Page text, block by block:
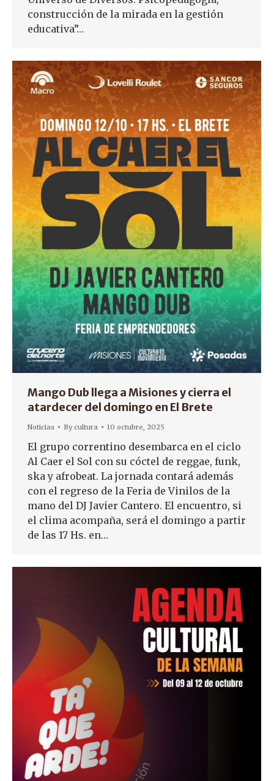
construcción de la mirada en la gestión
educativa”…
Mango Dub llega a Misiones y cierra el
atardecer del domingo en El Brete
Noticias Bycultura 10 octubre, 2025
El grupo correntino desembarca en el ciclo
Al Caer el Sol con su cóctel de reggae, funk,
ska y afrobeat. La jornada contará además
con el regreso de la Feria de Vinilos de la
mano del DJ Javier Cantero. El encuentro, si
el clima acompaña, será el domingo a partir
de las 17 Hs. en…